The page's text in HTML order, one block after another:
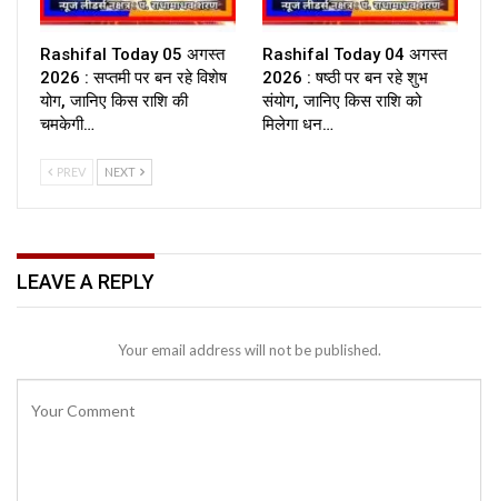
Rashifal Today 05 अगस्त
2026 : सप्तमी पर बन रहे विशेष
योग, जानिए किस राशि की
चमकेगी…
Rashifal Today 04 अगस्त
2026 : षष्ठी पर बन रहे शुभ
संयोग, जानिए किस राशि को
मिलेगा धन…
PREV NEXT
LEAVE A REPLY
Your email address will not be published.